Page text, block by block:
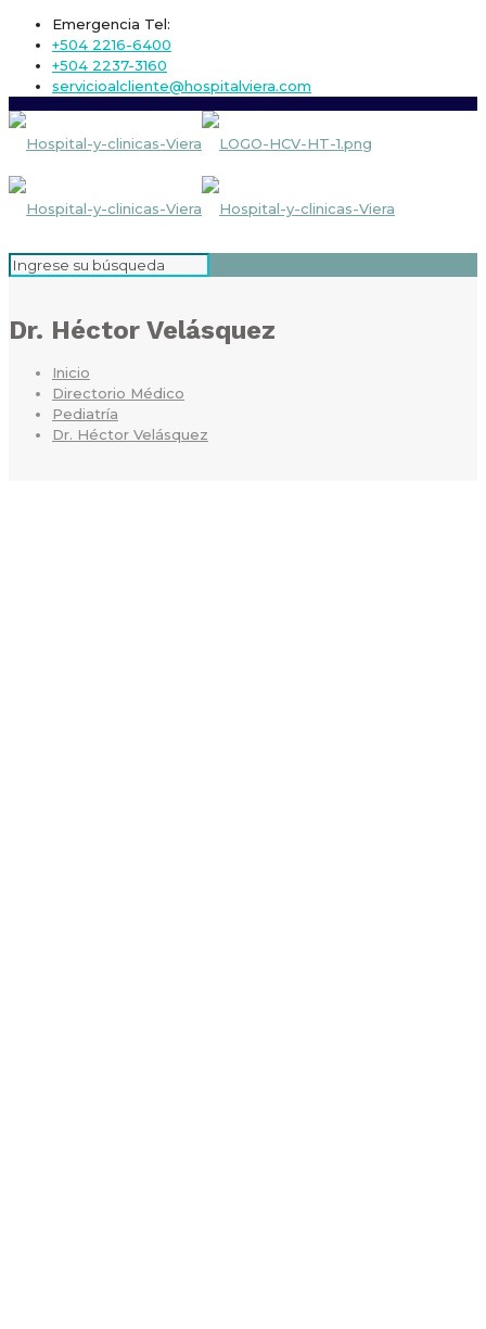
Emergencia Tel:
+504 2216-6400
+504 2237-3160
servicioalcliente@hospitalviera.com
Dr. Héctor Velásquez
Inicio
Directorio Médico
Pediatría
Dr. Héctor Velásquez